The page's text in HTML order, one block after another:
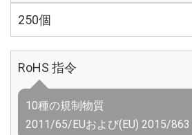
250個
RoHS 指令
10種の規制物質
2011/65/EUおよび(EU) 2015/863